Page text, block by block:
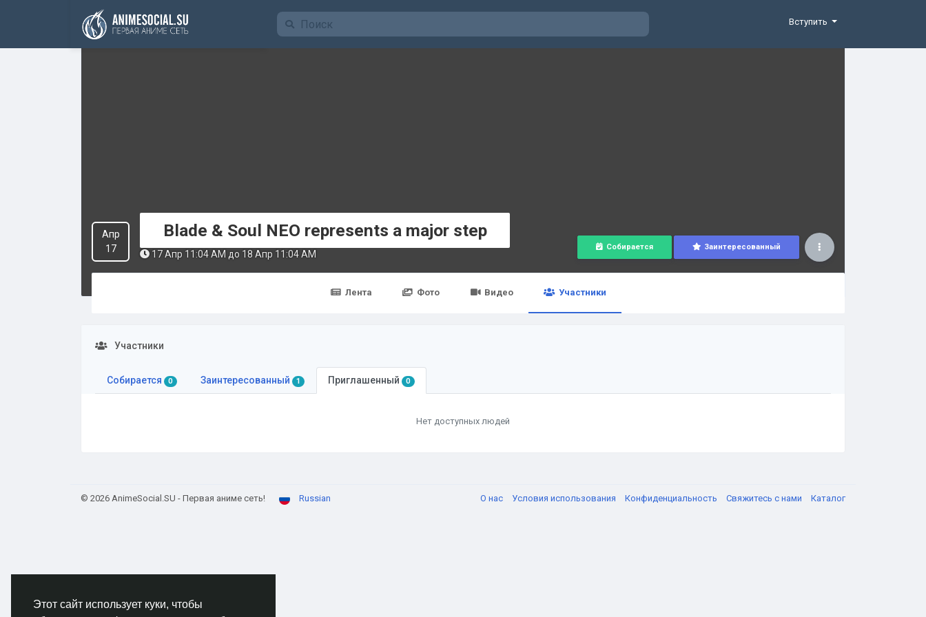
Этот сайт использует куки, чтобы
Funding
Вступить
Апр
17
Blade & Soul NEO represents a major step
17 Апр 11:04 AM до 18 Апр 11:04 AM
Собирается Заинтересованный
Лента Фото Видео Участники
Участники
Собирается 0 Заинтересованный 1 Приглашенный 0
Нет доступных людей
© 2026 AnimeSocial.SU - Первая аниме сеть! Russian О нас Условия использования Конфиденциальность Свяжитесь с нами Каталог